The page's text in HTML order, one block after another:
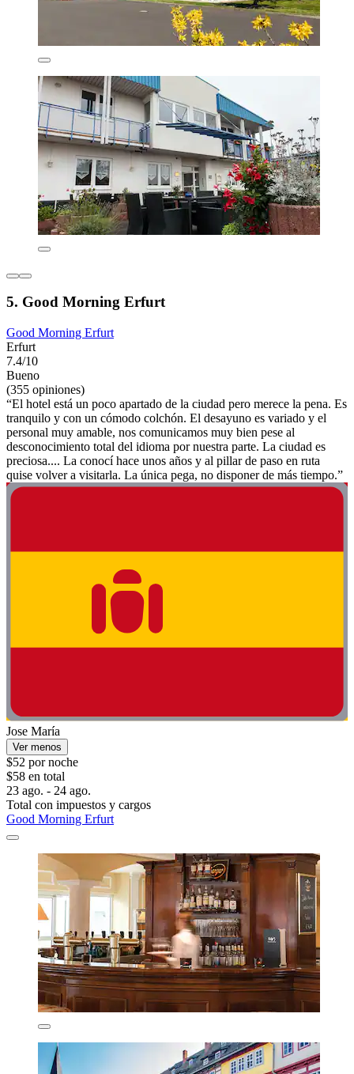
5. Good Morning Erfurt
Good Morning Erfurt
Erfurt
7.4/10
Bueno
(355 opiniones)
“El hotel está un poco apartado de la ciudad pero merece la pena. Es
tranquilo y con un cómodo colchón. El desayuno es variado y el
personal muy amable, nos comunicamos muy bien pese al
desconocimiento total del idioma por nuestra parte. La ciudad es
preciosa.... La conocí hace unos años y al pillar de paso en ruta
quise volver a visitarla. La única pega, no disponer de más tiempo.”
Jose María
Ver menos
$52 por noche
$58 en total
23 ago. - 24 ago.
Total con impuestos y cargos
Good Morning Erfurt